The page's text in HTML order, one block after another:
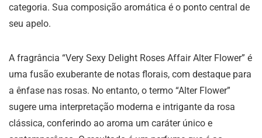
categoria. Sua composição aromática é o ponto central de
seu apelo.
A fragrância “Very Sexy Delight Roses Affair Alter Flower” é
uma fusão exuberante de notas florais, com destaque para
a ênfase nas rosas. No entanto, o termo “Alter Flower”
sugere uma interpretação moderna e intrigante da rosa
clássica, conferindo ao aroma um caráter único e